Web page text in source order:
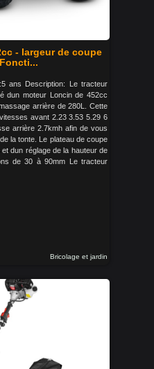
- largeur de coupe
ans Description: Le tracteur
dun moteur Loncin de 452cc
arrière de 280L. Cette
avant 2.23 3.53 5.29 6
arrière 2.7kmh afin de vous
la tonte. Le plateau de coupe
dun réglage de la hauteur de
de 30 à 90mm Le tracteur
Bricolage et jardin